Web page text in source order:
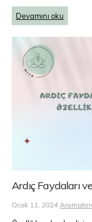
Devamını oku
Ardıç Faydaları
Ocak 11, 2024